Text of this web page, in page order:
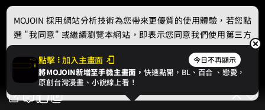
點擊 加入主畫面 今日不再顯示
將MOJOIN新增至手機主畫面，快速點開，BL、 百合 、戀愛，
原創台灣漫畫、小說線上看！
MOJOIN 採用網站分析技術為您帶來更優質的使用體驗，若您點
選 "我同意" 或繼續瀏覽本網站，即表示您同意我們使用第三方
Cookie，欲瞭解更多資訊請見隱私權政策。
我同意